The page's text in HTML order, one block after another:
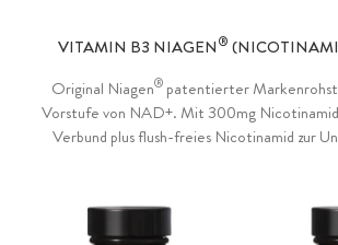
VITAMIN B3 NIAGEN®
Original Niagen®patentierter
Vorstufe von NAD+. Mit 300mg
Verbund plus flush-freies Nicotinamid zur